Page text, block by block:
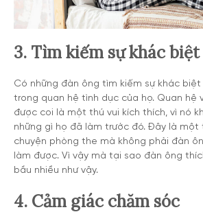
3. Tìm kiếm sự khác biệt
Có những đàn ông tìm kiếm sự khác
trong quan hệ tình dục của họ. Quan hệ
được coi là một thú vui kích thích, vì nó
những gì họ đã làm trước đó. Đây là một
chuyện phòng the mà không phải đàn
làm được. Vì vậy mà tại sao đàn ông
bầu nhiều như vậy.
4. Cảm giác chăm sóc